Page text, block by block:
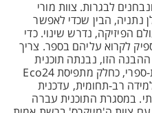
לבגרות. צוות מורי
נתניה, הבין שכדי לאפשר
הפיזיקה, נדרש שינוי. כדי
לקרוא עליהם בספר. צריך
הזו, נבנתה תוכנית
ייחודית בשיתוף המייקרספייס הבית-ספרי, כחלק מתפיסת Eco24
רב-תחומית, עדכנית
במסגרת התוכנית עברה